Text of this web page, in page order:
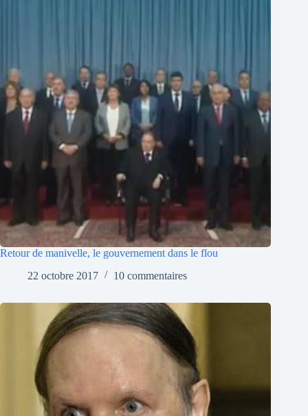
Retour de manivelle, le gouvernement dans le flou
22 octobre 2017
10 commentaires